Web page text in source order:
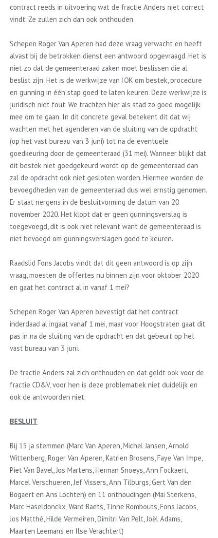
contract reeds in uitvoering wat de fractie Anders niet correct
vindt. Ze zullen zich dan ook onthouden.
Schepen Roger Van Aperen had deze vraag verwacht en heeft
alvast bij de betrokken dienst een antwoord opgevraagd. Het is
niet zo dat de gemeenteraad zaken moet beslissen die al
beslist zijn. Het is de werkwijze van IOK om bestek, procedure
en gunning in één stap goed te laten keuren. Deze werkwijze is
juridisch niet fout. We trachten hier als stad zo goed mogelijk
mee om te gaan. In dit concrete geval betekent dit dat wij
wachten met het agenderen van de sluiting van de opdracht
(op het vast bureau van 3 juni) tot na de eventuele
goedkeuring door de gemeenteraad (31 mei). Wanneer blijkt dat
dit bestek niet goedgekeurd wordt op de gemeenteraad dan
zal de opdracht ook niet gesloten worden. Hiermee worden de
bevoegdheden van de gemeenteraad dus wel ernstig genomen.
Er staat nergens in de besluitvorming de datum van 20
november 2020. Het klopt dat er geen gunningsverslag is
toegevoegd, dit is ook niet relevant want de gemeenteraad is
niet bevoegd om gunningsverslagen goed te keuren.
Raadslid Fons Jacobs vindt dat dit geen antwoord is op zijn
vraag, moesten de offertes nu binnen zijn voor oktober 2020
en gaat het contract al in vanaf 1 mei?
Schepen Roger Van Aperen bevestigt dat het contract
inderdaad al ingaat vanaf 1 mei, maar voor Hoogstraten gaat dit
pas in na de sluiting van de opdracht en dat gebeurt op het
vast bureau van 3 juni.
De fractie Anders zal zich onthouden en dat geldt ook voor de
fractie CD&V, voor hen is deze problematiek niet duidelijk en
ook de antwoorden niet.
BESLUIT
Bij 15 ja stemmen (Marc Van Aperen, Michel Jansen, Arnold
Wittenberg, Roger Van Aperen, Katrien Brosens, Faye Van Impe,
Piet Van Bavel, Jos Martens, Herman Snoeys, Ann Fockaert,
Marcel Verschueren, Jef Vissers, Ann Tilburgs, Gert Van den
Bogaert en Ans Lochten) en 11 onthoudingen (Mai Sterkens,
Marc Haseldonckx, Ward Baets, Tinne Rombouts, Fons Jacobs,
Jos Matthé, Hilde Vermeiren, Dimitri Van Pelt, Joël Adams,
Maarten Leemans en Ilse Verachtert)